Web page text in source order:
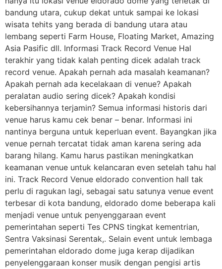
bandung utara, cukup dekat untuk sampai ke lokasi
wisata tehits yang berada di bandung utara atau
lembang seperti Farm House, Floating Market, Amazing
Asia Pasific dll. Informasi Track Record Venue Hal
terakhir yang tidak kalah penting dicek adalah track
record venue. Apakah pernah ada masalah keamanan?
Apakah pernah ada kecelakaan di venue? Apakah
peralatan audio sering dicek? Apakah kondisi
kebersihannya terjamin? Semua informasi historis dari
venue harus kamu cek benar – benar. Informasi ini
nantinya berguna untuk keperluan event. Bayangkan jika
venue pernah tercatat tidak aman karena sering ada
barang hilang. Kamu harus pastikan meningkatkan
keamanan venue untuk kelancaran even setelah tahu hal
ini. Track Record Venue eldorado convention hall tak
perlu di ragukan lagi, sebagai satu satunya venue event
terbesar di kota bandung, eldorado dome beberapa kali
menjadi venue untuk penyenggaraan event
pemerintahan seperti Tes CPNS tingkat kementrian,
Sentra Vaksinasi Serentak,. Selain event untuk lembaga
pemerintahan eldorado dome juga kerap dijadikan
penyelenggaraan konser musik dengan pengisi artis